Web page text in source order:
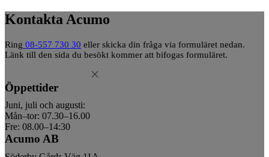
Kontakta Acumo
Ring 08-557 730 30 eller skicka din fråga via formuläret nedan.
Länk till den sida du besökt kommer att bifogas formuläret.
Öppettider
Juni, juli och augusti:
Mån–tor: 07.30–16.00
Fre: 08.00–14:30
Acumo AB